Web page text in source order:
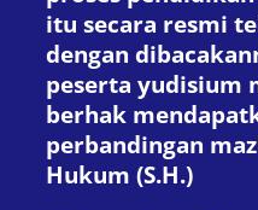
itu secara resmi
dengan
peserta yudisium
berhak
perbandingan
Hukum (S.H.)